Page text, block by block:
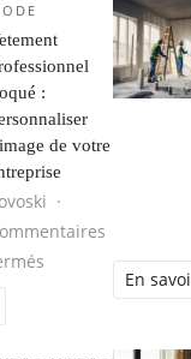
:
de votre
En